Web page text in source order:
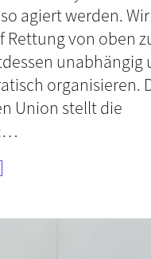
agiert werden.
Rettung von oben
unabhängig
organisieren.
Union stellt die